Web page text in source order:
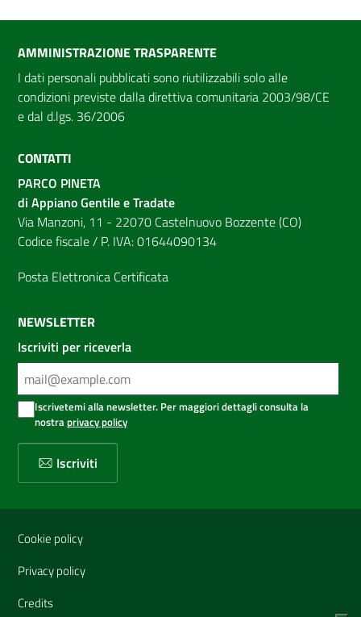
AMMINISTRAZIONE TRASPARENTE
I dati personali pubblicati sono riutilizzabili solo alle
condizioni previste dalla direttiva comunitaria 2003/98/CE
e dal d.lgs. 36/2006
CONTATTI
PARCO PINETA
di Appiano Gentile e Tradate
Via Manzoni, 11 - 22070 Castelnuovo Bozzente (CO)
Codice fiscale / P. IVA: 01644090134
Posta Elettronica Certificata
NEWSLETTER
Iscriviti per riceverla
Iscrivetemi alla newsletter. Per maggiori dettagli consulta la
nostraprivacy policy
Iscriviti
Sezione Link Utili
Cookie policy
Privacy policy
Credits